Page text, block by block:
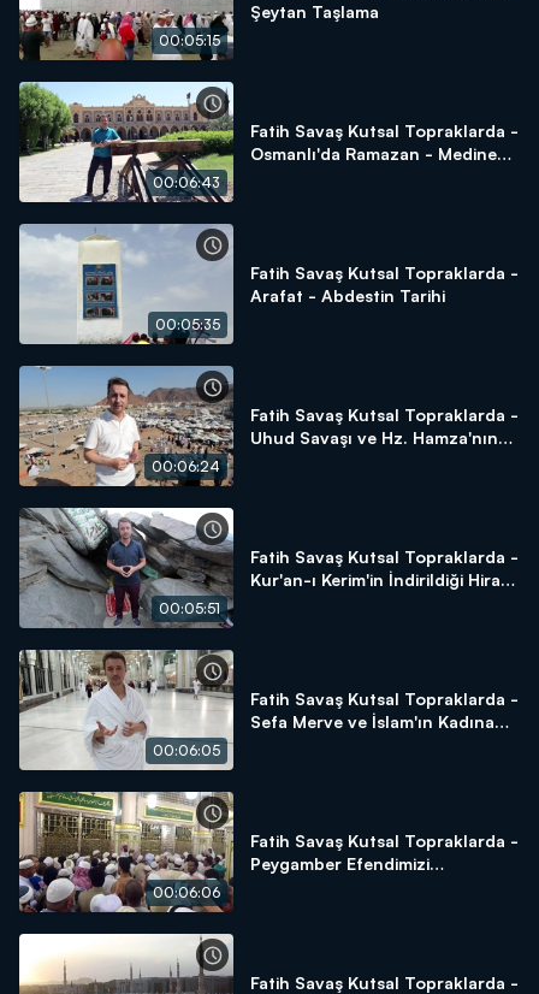
00:05:15
Şeytan Taşlama
00:06:43
Fatih Savaş Kutsal Topraklarda -
Osmanlı'da Ramazan - Medine
00:05:35
Fatih Savaş Kutsal Topraklarda -
Arafat - Abdestin Tarihi
00:06:24
Fatih Savaş Kutsal Topraklarda -
Uhud Savaşı ve Hz. Hamza'nın
00:05:51
Fatih Savaş Kutsal Topraklarda -
Kur'an-ı Kerim'in İndirildiği Hira
00:06:05
Fatih Savaş Kutsal Topraklarda -
Sefa Merve ve İslam'ın Kadına
00:06:06
Fatih Savaş Kutsal Topraklarda -
Peygamber Efendimizi
Fatih Savaş Kutsal Topraklarda -